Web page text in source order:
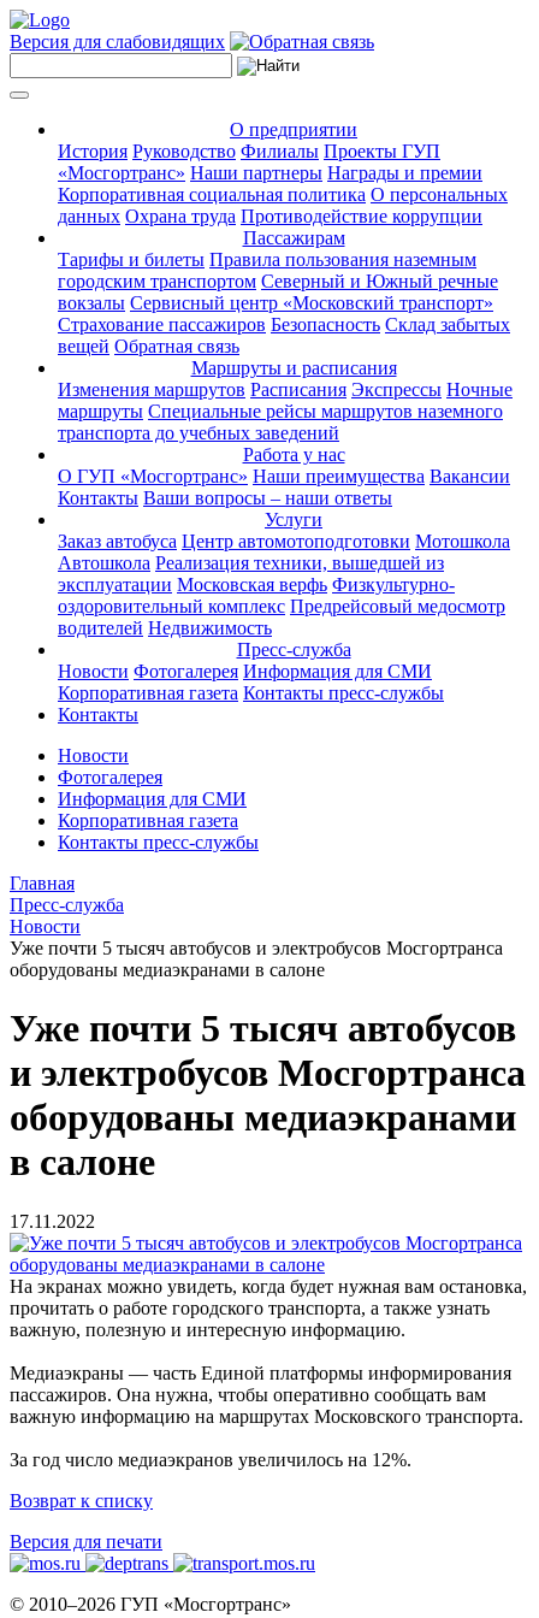
Версия для слабовидящих
О предприятии
История Руководство Филиалы Проекты ГУП
«Мосгортранс» Наши партнеры Награды и премии
Корпоративная социальная политика О персональных
данных Охрана труда Противодействие коррупции
Пассажирам
Тарифы и билеты Правила пользования наземным
городским транспортом Северный и Южный речные
вокзалы Сервисный центр «Московский транспорт»
Страхование пассажиров Безопасность Склад забытых
вещей Обратная связь
Маршруты и расписания
Изменения маршрутов Расписания Экспрессы Ночные
маршруты Специальные рейсы маршрутов наземного
транспорта до учебных заведений
Работа у нас
О ГУП «Мосгортранс» Наши преимущества Вакансии
Контакты Ваши вопросы – наши ответы
Услуги
Заказ автобуса Центр автомотоподготовки Мотошкола
Автошкола Реализация техники, вышедшей из
эксплуатации Московская верфь Физкультурно-
оздоровительный комплекс Предрейсовый медосмотр
водителей Недвижимость
Пресс-служба
Новости Фотогалерея Информация для СМИ
Корпоративная газета Контакты пресс-службы
Контакты
Новости
Фотогалерея
Информация для СМИ
Корпоративная газета
Контакты пресс-службы
Главная
Пресс-служба
Новости
Уже почти 5 тысяч автобусов и электробусов Мосгортранса
оборудованы медиаэкранами в салоне
Уже почти 5 тысяч автобусов
и электробусов Мосгортранса
оборудованы медиаэкранами
в салоне
17.11.2022
На экранах можно увидеть, когда будет нужная вам остановка,
прочитать о работе городского транспорта, а также узнать
важную, полезную и интересную информацию.
Медиаэкраны — часть Единой платформы информирования
пассажиров. Она нужна, чтобы оперативно сообщать вам
важную информацию на маршрутах Московского транспорта.
За год число медиаэкранов увеличилось на 12%.
Возврат к списку
Версия для печати
© 2010–2026 ГУП «Мосгортранс»